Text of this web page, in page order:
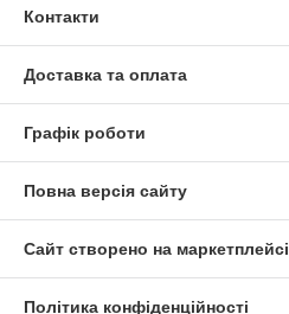
Контакти
Доставка та оплата
Графік роботи
Повна версія сайту
Сайт створено на маркетплейсі
Політика конфіденційності